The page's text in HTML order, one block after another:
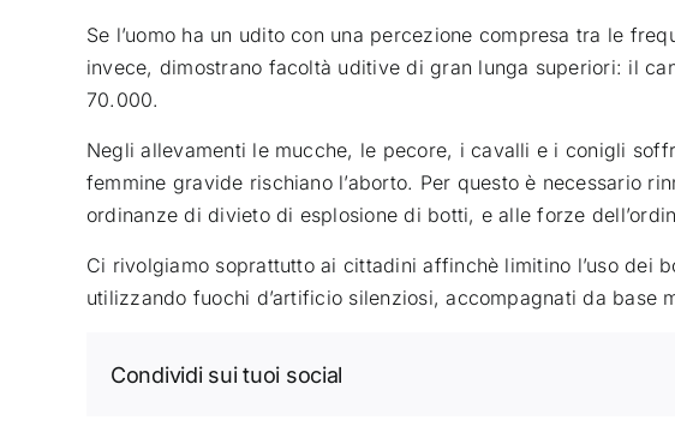
Se l’uomo ha un udito con una percezione compresa tra le
invece, dimostrano facoltà uditive di gran lunga superiori: il
70.000.
Negli allevamenti le mucche, le pecore, i cavalli e i conigli
femmine gravide rischiano l’aborto. Per questo è necessario
ordinanze di divieto di esplosione di botti, e alle forze
Ci rivolgiamo soprattutto ai cittadini affinchè limitino l’uso dei
utilizzando fuochi d’artificio silenziosi, accompagnati da base
Condividi sui tuoi social